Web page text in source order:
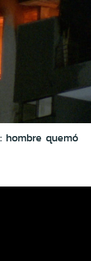
hombre quemó